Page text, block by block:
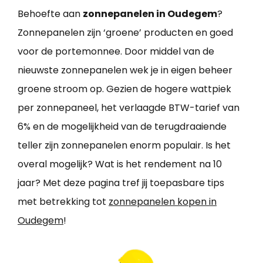
Behoefte aan zonnepanelen in Oudegem?
Zonnepanelen zijn ‘groene’ producten en goed
voor de portemonnee. Door middel van de
nieuwste zonnepanelen wek je in eigen beheer
groene stroom op. Gezien de hogere wattpiek
per zonnepaneel, het verlaagde BTW-tarief van
6% en de mogelijkheid van de terugdraaiende
teller zijn zonnepanelen enorm populair. Is het
overal mogelijk? Wat is het rendement na 10
jaar? Met deze pagina tref jij toepasbare tips
met betrekking tot zonnepanelen kopen in
Oudegem!